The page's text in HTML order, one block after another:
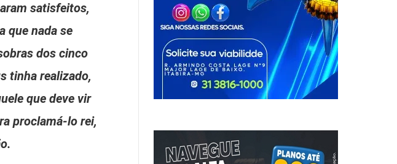
satisfeitos,
que nada se
dos cinco
tinha realizado,
que deve vir
proclamá-lo rei,